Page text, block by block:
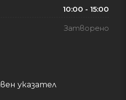
указател
10:00 - 15:00
Затворено